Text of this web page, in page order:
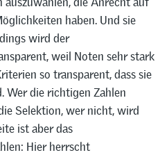
haben. Und sie
wird der
weil Noten sehr stark
so transparent, dass sie
Wer die richtigen Zahlen
Selektion, wer nicht, wird
ist aber das
Hier herrscht